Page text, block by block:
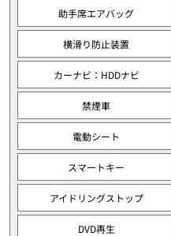
助手席エアバッグ
横滑り防止装置
カーナビ：HDDナビ
禁煙車
電動シート
スマートキー
アイドリングストップ
DVD再生